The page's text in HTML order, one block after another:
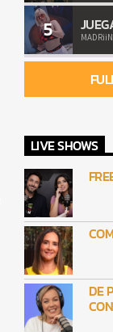
5
LIVE SHOWS
DE